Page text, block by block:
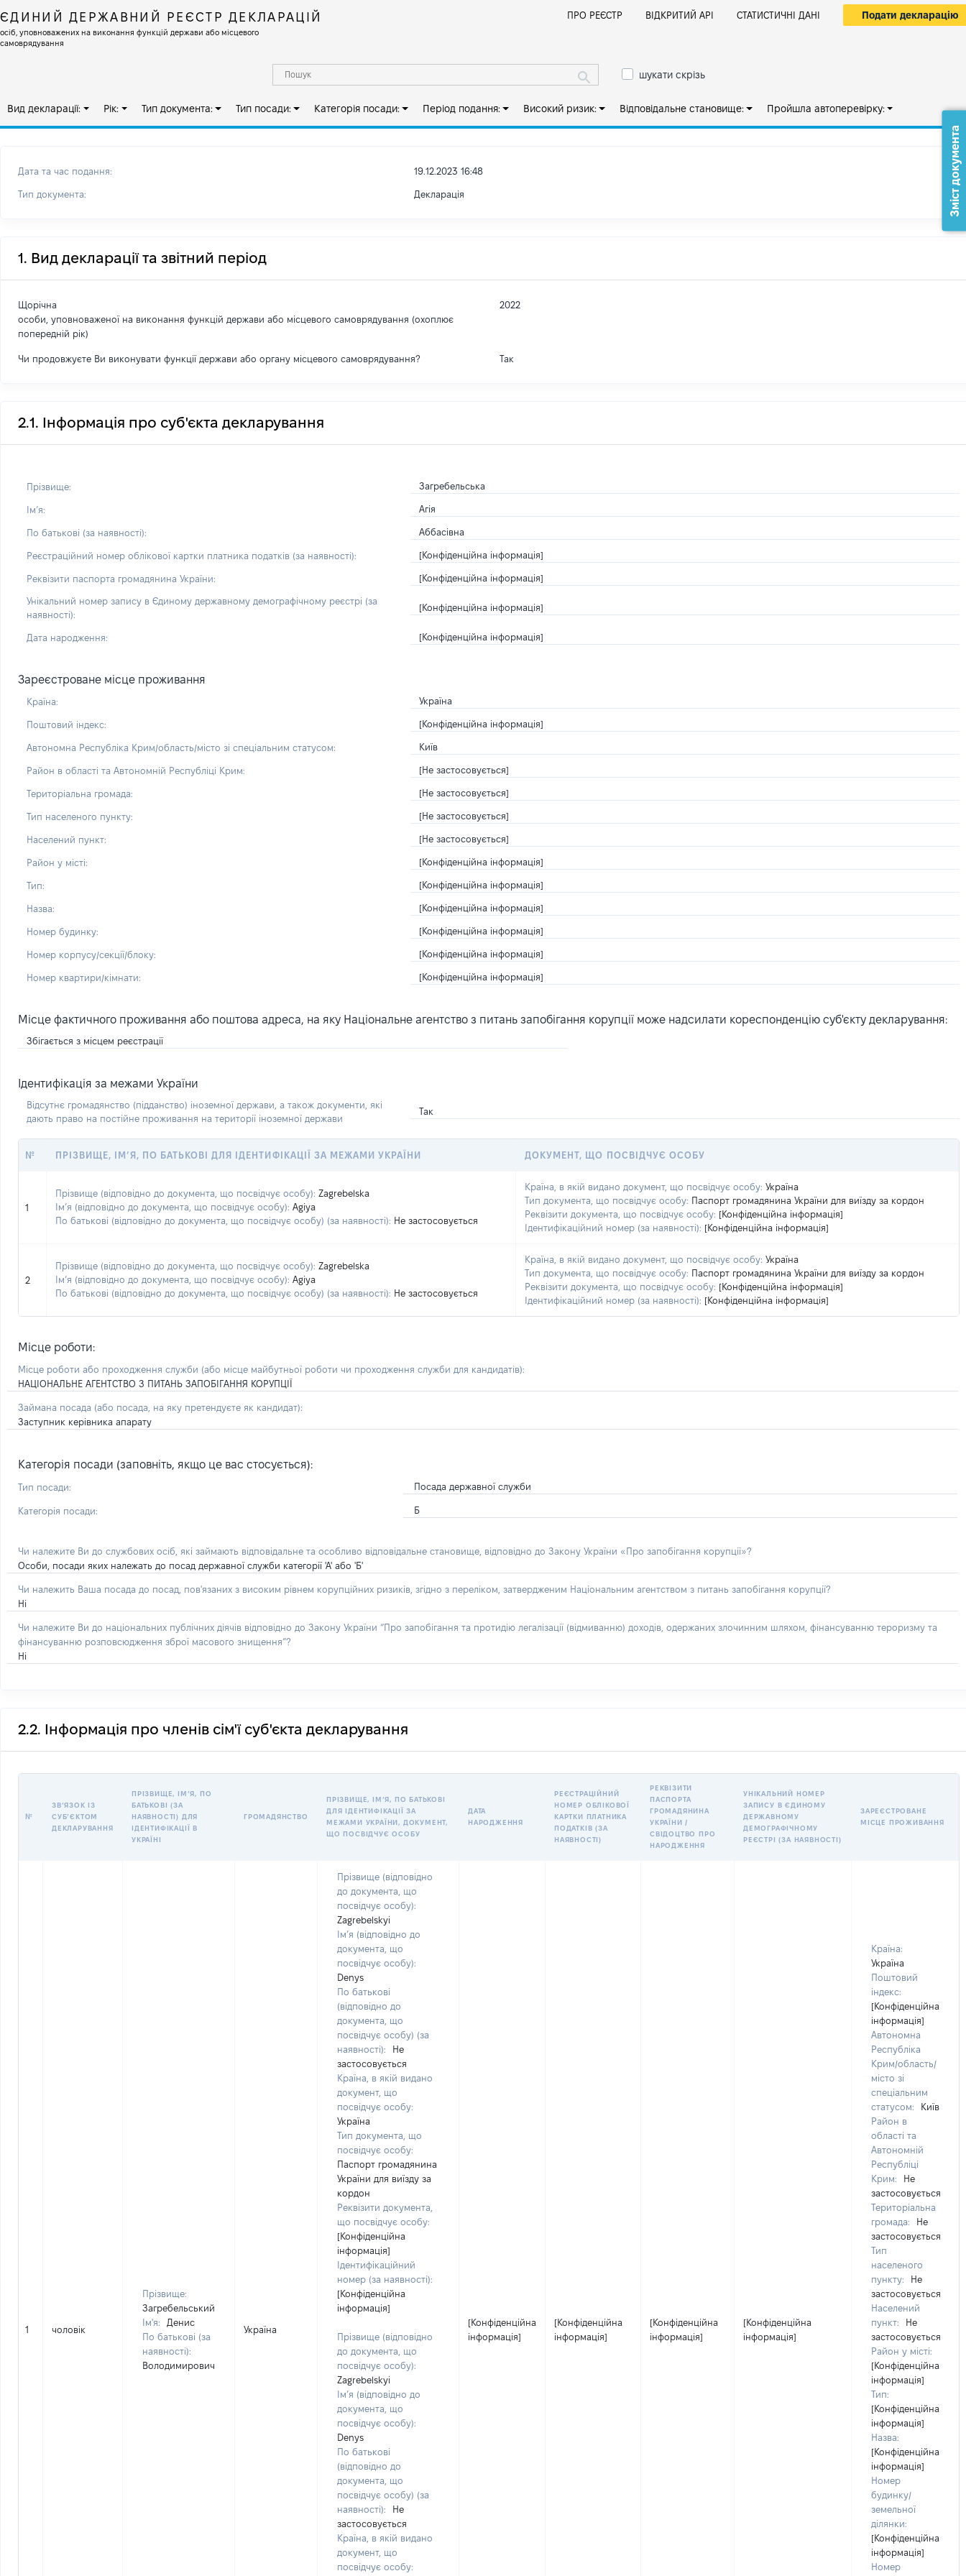
ЄДИНИЙ ДЕРЖАВНИЙ РЕЄСТР ДЕКЛАРАЦІЙ
осіб, уповноважених на виконання функцій держави або місцевого
самоврядування
ПРО РЕЄСТР ВІДКРИТИЙ АРІ СТАТИСТИЧНІ ДАНІ Подати декларацію
шукати скрізь
Вид декларації: Рік: Тип документа: Тип посади: Категорія посади: Період подання: Високий ризик: Відповідальне становище: Пройшла автоперевірку:
Дата та час подання: 19.12.2023 16:48
Тип документа: Декларація
1. Вид декларації та звітний період
Щорічна
особи, уповноваженої на виконання функцій держави або місцевого самоврядування (охоплює
попередній рік)
2022
Чи продовжуєте Ви виконувати функції держави або органу місцевого самоврядування? Так
2.1. Інформація про суб'єкта декларування
Прізвище: Загребельська
Імʼя: Агія
По батькові (за наявності): Аббасівна
Реєстраційний номер облікової картки платника податків (за наявності): [Конфіденційна інформація]
Реквізити паспорта громадянина України: [Конфіденційна інформація]
Унікальний номер запису в Єдиному державному демографічному реєстрі (за
наявності):
[Конфіденційна інформація]
Дата народження: [Конфіденційна інформація]
Зареєстроване місце проживання
Країна: Україна
Поштовий індекс: [Конфіденційна інформація]
Автономна Республіка Крим/область/місто зі спеціальним статусом: Київ
Район в області та Автономній Республіці Крим: [Не застосовується]
Територіальна громада: [Не застосовується]
Тип населеного пункту: [Не застосовується]
Населений пункт: [Не застосовується]
Район у місті: [Конфіденційна інформація]
Тип: [Конфіденційна інформація]
Назва: [Конфіденційна інформація]
Номер будинку: [Конфіденційна інформація]
Номер корпусу/секції/блоку: [Конфіденційна інформація]
Номер квартири/кімнати: [Конфіденційна інформація]
Місце фактичного проживання або поштова адреса, на яку Національне агентство з питань запобігання корупції може надсилати кореспонденцію суб'єкту декларування:
Збігається з місцем реєстрації
Ідентифікація за межами України
Відсутнє громадянство (підданство) іноземної держави, а також документи, які
дають право на постійне проживання на території іноземної держави
Так
№ ПРІЗВИЩЕ, ІМ’Я, ПО БАТЬКОВІ ДЛЯ ІДЕНТИФІКАЦІЇ ЗА МЕЖАМИ УКРАЇНИ ДОКУМЕНТ, ЩО ПОСВІДЧУЄ ОСОБУ
1
Прізвище (відповідно до документа, що посвідчує особу): Zagrebelska
Ім’я (відповідно до документа, що посвідчує особу): Agiya
По батькові (відповідно до документа, що посвідчує особу) (за наявності): Не застосовується
Країна, в якій видано документ, що посвідчує особу: Україна
Тип документа, що посвідчує особу: Паспорт громадянина України для виїзду за кордон
Реквізити документа, що посвідчує особу: [Конфіденційна інформація]
Ідентифікаційний номер (за наявності): [Конфіденційна інформація]
2
Прізвище (відповідно до документа, що посвідчує особу): Zagrebelska
Ім’я (відповідно до документа, що посвідчує особу): Agiya
По батькові (відповідно до документа, що посвідчує особу) (за наявності): Не застосовується
Країна, в якій видано документ, що посвідчує особу: Україна
Тип документа, що посвідчує особу: Паспорт громадянина України для виїзду за кордон
Реквізити документа, що посвідчує особу: [Конфіденційна інформація]
Ідентифікаційний номер (за наявності): [Конфіденційна інформація]
Місце роботи:
Місце роботи або проходження служби (або місце майбутньої роботи чи проходження служби для кандидатів):
НАЦІОНАЛЬНЕ АГЕНТСТВО З ПИТАНЬ ЗАПОБІГАННЯ КОРУПЦІЇ
Займана посада (або посада, на яку претендуєте як кандидат):
Заступник керівника апарату
Категорія посади (заповніть, якщо це вас стосується):
Тип посади: Посада державної служби
Категорія посади: Б
Чи належите Ви до службових осіб, які займають відповідальне та особливо відповідальне становище, відповідно до Закону України «Про запобігання корупції»?
Особи, посади яких належать до посад державної служби категорії 'А' або 'Б'
Чи належить Ваша посада до посад, пов'язаних з високим рівнем корупційних ризиків, згідно з переліком, затвердженим Національним агентством з питань запобігання корупції?
Ні
Чи належите Ви до національних публічних діячів відповідно до Закону України “Про запобігання та протидію легалізації (відмиванню) доходів, одержаних злочинним шляхом, фінансуванню тероризму та
фінансуванню розповсюдження зброї масового знищення”?
Ні
2.2. Інформація про членів сім'ї суб'єкта декларування
№
ЗВʼЯЗОК ІЗ
СУБʼЄКТОМ
ДЕКЛАРУВАННЯ
ПРІЗВИЩЕ, ІМʼЯ, ПО
БАТЬКОВІ (ЗА
НАЯВНОСТІ) ДЛЯ
ІДЕНТИФІКАЦІЇ В
УКРАЇНІ
ГРОМАДЯНСТВО
ПРІЗВИЩЕ, ІМʼЯ, ПО БАТЬКОВІ
ДЛЯ ІДЕНТИФІКАЦІЇ ЗА
МЕЖАМИ УКРАЇНИ, ДОКУМЕНТ,
ЩО ПОСВІДЧУЄ ОСОБУ
ДАТА
НАРОДЖЕННЯ
РЕЄСТРАЦІЙНИЙ
НОМЕР ОБЛІКОВОЇ
КАРТКИ ПЛАТНИКА
ПОДАТКІВ (ЗА
НАЯВНОСТІ)
РЕКВІЗИТИ
ПАСПОРТА
ГРОМАДЯНИНА
УКРАЇНИ /
СВІДОЦТВО ПРО
НАРОДЖЕННЯ
УНІКАЛЬНИЙ НОМЕР
ЗАПИСУ В ЄДИНОМУ
ДЕРЖАВНОМУ
ДЕМОГРАФІЧНОМУ
РЕЄСТРІ (ЗА НАЯВНОСТІ)
ЗАРЕЄСТРОВАНЕ
МІСЦЕ ПРОЖИВАННЯ
1 чоловік
Прізвище:
Загребельський
Ім'я:
Денис
По батькові (за
наявності):
Володимирович
Україна
Прізвище (відповідно
до документа, що
посвідчує особу):
Zagrebelskyi
Ім’я (відповідно до
документа, що
посвідчує особу):
Denys
По батькові
(відповідно до
документа, що
посвідчує особу) (за
наявності):
Не
застосовується
Країна, в якій видано
документ, що
посвідчує особу:
Україна
Тип документа, що
посвідчує особу:
Паспорт громадянина
України для виїзду за
кордон
Реквізити документа,
що посвідчує особу:
[Конфіденційна
інформація]
Ідентифікаційний
номер (за наявності):
[Конфіденційна
інформація]
Прізвище (відповідно
до документа, що
посвідчує особу):
Zagrebelskyi
Ім’я (відповідно до
документа, що
посвідчує особу):
Denys
По батькові
(відповідно до
документа, що
посвідчує особу) (за
наявності):
Не
застосовується
Країна, в якій видано
документ, що
посвідчує особу:
[Конфіденційна
інформація]
[Конфіденційна
інформація]
[Конфіденційна
інформація]
[Конфіденційна
інформація]
Країна:
Україна
Поштовий
індекс:
[Конфіденційна
інформація]
Автономна
Республіка
Крим/область/
місто зі
спеціальним
статусом:
Київ
Район в
області та
Автономній
Республіці
Крим:
Не
застосовується
Територіальна
громада:
Не
застосовується
Тип
населеного
пункту:
Не
застосовується
Населений
пункт:
Не
застосовується
Район у місті:
[Конфіденційна
інформація]
Тип:
[Конфіденційна
інформація]
Назва:
[Конфіденційна
інформація]
Номер
будинку/
земельної
ділянки:
[Конфіденційна
інформація]
Номер
Зміст документа